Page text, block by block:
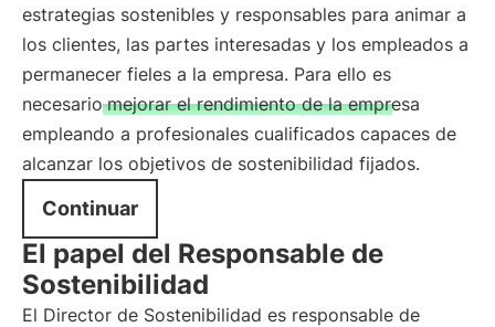
estrategias sostenibles y responsables para animar a
los clientes, las partes interesadas y los empleados a
permanecer fieles a la empresa. Para ello es
necesario mejorar el rendimiento de la empresa
empleando a profesionales cualificados capaces de
alcanzar los objetivos de sostenibilidad fijados.
Continuar
El papel del Responsable de
Sostenibilidad
El Director de Sostenibilidad es responsable de